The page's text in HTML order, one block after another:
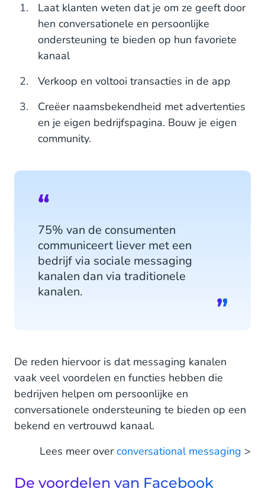
Facebook Messenger voor jouw bedrijf
Laat klanten weten dat je om ze geeft door
hen conversationele en persoonlijke
ondersteuning te bieden op hun favoriete
kanaal
Verkoop en voltooi transacties in de app
Creëer naamsbekendheid met advertenties
en je eigen bedrijfspagina. Bouw je eigen
community.
75% van de consumenten
communiceert liever met een
bedrijf via sociale messaging
kanalen dan via traditionele
kanalen.
De reden hiervoor is dat messaging kanalen
vaak veel voordelen en functies hebben die
bedrijven helpen om persoonlijke en
conversationele ondersteuning te bieden op een
bekend en vertrouwd kanaal.
Lees meer overconversational messaging >
De voordelen van Facebook